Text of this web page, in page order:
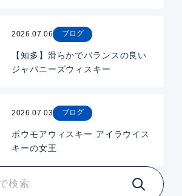
2026.07.06 ブログ
【知多】滑らかでバランスの良い
ジャパニーズウィスキー
2026.07.03 ブログ
ボウモアウィスキー アイラウイス
キーの女王